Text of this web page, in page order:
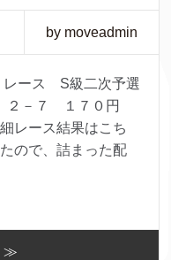
by moveadmin
レース S級二次予選
－７ １７０円
ース結果はこち
ので、詰まった配
≫